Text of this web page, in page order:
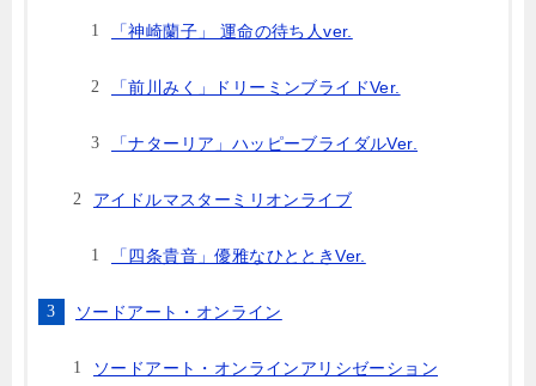
「神崎蘭子」 運命の待ち人ver.
「前川みく」ドリーミンブライドVer.
「ナターリア」ハッピーブライダルVer.
アイドルマスターミリオンライブ
「四条貴音」優雅なひとときVer.
ソードアート・オンライン
ソードアート・オンラインアリシゼーション